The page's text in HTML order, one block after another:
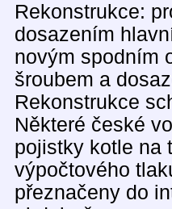
Rekonstrukce:
dosazením
novým spodním
šroubem a
Rekonstrukce
Některé české
pojistky kotle na
výpočtového
přeznačeny do